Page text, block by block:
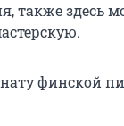
также здесь
финской